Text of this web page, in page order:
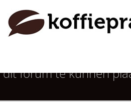
Je moet aangemeld
dit forum te kunnen